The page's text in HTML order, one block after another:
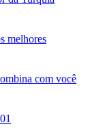
melhores
com você